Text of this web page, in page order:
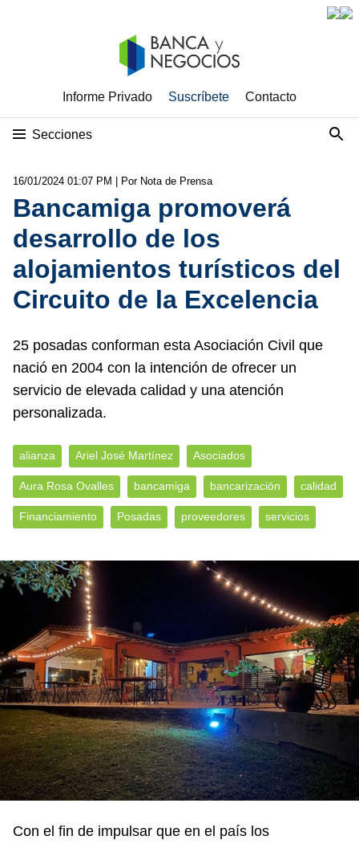
Informe Privado Suscríbete Contacto
Secciones
16/01/2024 01:07 PM | Por Nota de Prensa
Bancamiga promoverá
desarrollo de los
alojamientos turísticos del
Circuito de la Excelencia
25 posadas conforman esta Asociación Civil que
nació en 2004 con la intención de ofrecer un
servicio de elevada calidad y una atención
personalizada.
alianza Ariel José Martínez Asociados
Aura Rosa Ovalles bancamiga bancarización calidad
Financiamiento Posadas proveedores servicios
Con el fin de impulsar que en el país los